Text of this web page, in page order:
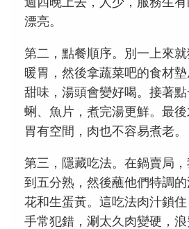
漂亮。
第二，點餐順序。別一上來
暖胃，然後拿蔬菜吧的食材
甜味，湯頭會變好喝。接著
蜊、魚片，煮完湯更鮮。最
胃有空間，肉也不容易煮老。
第三，隱藏吃法。在鍋賣局
到五分熟，然後蘸他們特調
花和生蛋黃。這吃法肉汁鎖
手常犯錯，涮太久肉變硬，浪